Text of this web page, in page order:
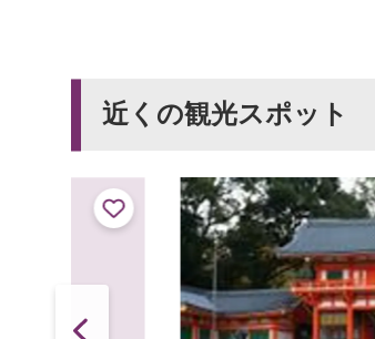
近くの観光スポット